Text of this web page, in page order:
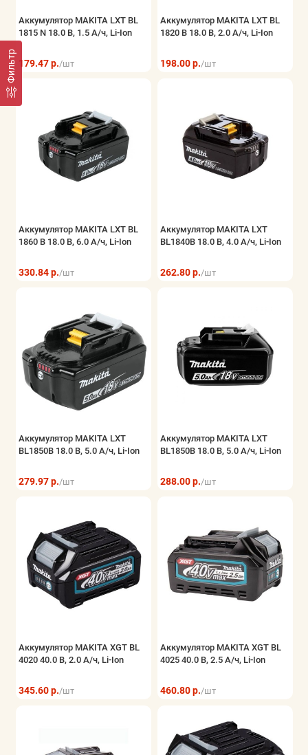
Фильтр
Аккумулятор MAKITA LXT BL
1815 N 18.0 В, 1.5 А/ч, Li-Ion
179.47 р./шт
Аккумулятор MAKITA LXT BL
1820 B 18.0 В, 2.0 А/ч, Li-Ion
198.00 р./шт
Аккумулятор MAKITA LXT BL
1860 B 18.0 В, 6.0 А/ч, Li-Ion
330.84 р./шт
Аккумулятор MAKITA LXT
BL1840B 18.0 В, 4.0 А/ч, Li-Ion
262.80 р./шт
Аккумулятор MAKITA LXT
BL1850B 18.0 В, 5.0 А/ч, Li-Ion
279.97 р./шт
Аккумулятор MAKITA LXT
BL1850B 18.0 В, 5.0 А/ч, Li-Ion
288.00 р./шт
Аккумулятор MAKITA XGT BL
4020 40.0 В, 2.0 А/ч, Li-Ion
345.60 р./шт
Аккумулятор MAKITA XGT BL
4025 40.0 В, 2.5 А/ч, Li-Ion
460.80 р./шт